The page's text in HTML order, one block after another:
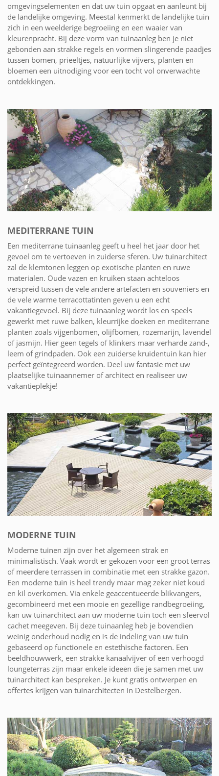
omgevingselementen en dat uw tuin opgaat en aanleunt bij
de landelijke omgeving. Meestal kenmerkt de landelijke tuin
zich in een weelderige begroeiing en een waaier van
kleurenpracht. Bij deze vorm van tuinaanleg ben je niet
gebonden aan strakke regels en vormen slingerende paadjes
tussen bomen, prieeltjes, natuurlijke vijvers, planten en
bloemen een uitnodiging voor een tocht vol onverwachte
ontdekkingen.
MEDITERRANE TUIN
Een mediterrane tuinaanleg geeft u heel het jaar door het
gevoel om te vertoeven in zuiderse sferen. Uw tuinarchitect
zal de klemtonen leggen op exotische planten en ruwe
materialen. Oude vazen en kruiken staan achteloos
verspreid tussen de vele andere artefacten en souveniers en
de vele warme terracottatinten geven u een echt
vakantiegevoel. Bij deze tuinaanleg wordt los en speels
gewerkt met ruwe balken, kleurrijke doeken en mediterrane
planten zoals vijgenbomen, olijfbomen, rozemarijn, lavendel
of jasmijn. Hier geen tegels of klinkers maar verharde zand-,
leem of grindpaden. Ook een zuiderse kruidentuin kan hier
perfect geïntegreerd worden. Deel uw fantasie met uw
plaatselijke tuinaannemer of architect en realiseer uw
vakantieplekje!
MODERNE TUIN
Moderne tuinen zijn over het algemeen strak en
minimalistisch. Vaak wordt er gekozen voor een groot terras
of meerdere terrassen in combinatie met een strakke gazon.
Een moderne tuin is heel trendy maar mag zeker niet koud
en kil overkomen. Via enkele geaccentueerde blikvangers,
gecombineerd met een mooie en gezellige randbegroeiing,
kan uw tuinarchitect aan uw moderne tuin toch een sfeervol
cachet meegeven. Bij deze tuinaanleg heb je bovendien
weinig onderhoud nodig en is de indeling van uw tuin
gebaseerd op functionele en estethische factoren. Een
beeldhouwwerk, een strakke kanaalvijver of een verhoogd
loungeterras zijn maar enkele ideeën die je samen met uw
tuinarchitect kan bespreken. Je kunt gratis ontwerpen en
offertes krijgen van tuinarchitecten in Destelbergen.